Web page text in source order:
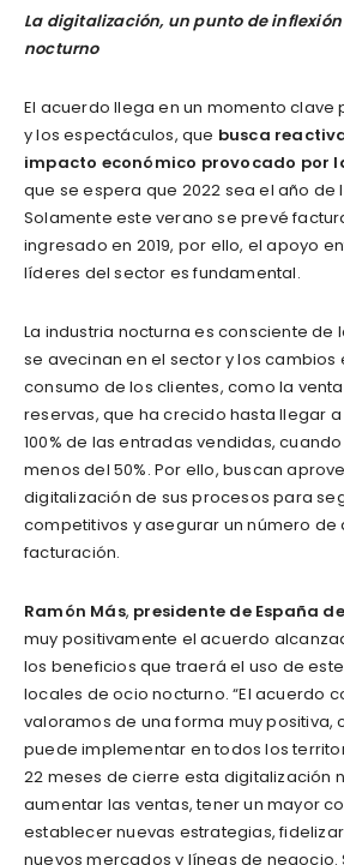
La digitalización, un punto de
nocturno
El acuerdo llega en un momento clave
y los espectáculos, que busca
impacto económico provocado por
que se espera que 2022 sea el año de
Solamente este verano se prevé
ingresado en 2019, por ello, el apoyo
líderes del sector es fundamental.
La industria nocturna es consciente de
se avecinan en el sector y los cambios
consumo de los clientes, como la
reservas, que ha crecido hasta llegar a
100% de las entradas vendidas,
menos del 50%. Por ello, buscan
digitalización de sus procesos para
competitivos y asegurar un número de
facturación.
Ramón Más, presidente de España
muy positivamente el acuerdo
los beneficios que traerá el uso de
locales de ocio nocturno. “El acuerdo
valoramos de una forma muy positiva,
puede implementar en todos los
22 meses de cierre esta digitalización
aumentar las ventas, tener un mayor
establecer nuevas estrategias,
nuevos mercados y líneas de negocio.